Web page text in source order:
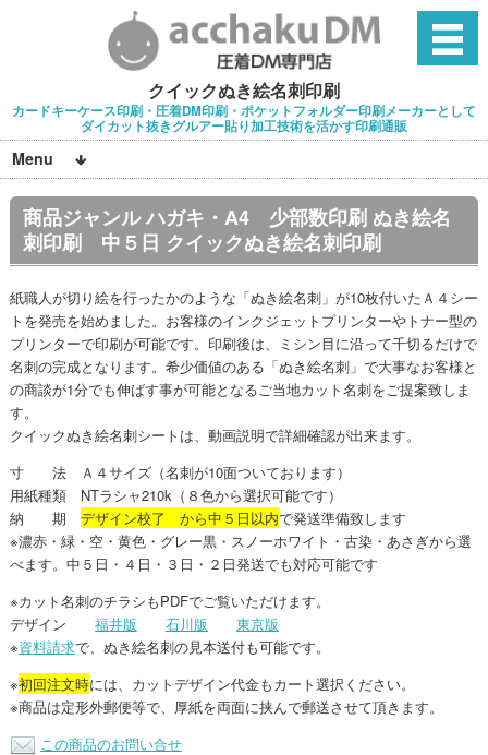
クイックぬき絵名刺印刷
カードキーケース印刷・圧着DM印刷・ポケットフォルダー印刷メーカーとして
ダイカット抜きグルアー貼り加工技術を活かす印刷通販
Menu
商品ジャンル ハガキ・A4 少部数印刷 ぬき絵名
刺印刷 中５日 クイックぬき絵名刺印刷
紙職人が切り絵を行ったかのような「ぬき絵名刺」が10枚付いたＡ４シー
トを発売を始めました。お客様のインクジェットプリンターやトナー型の
プリンターで印刷が可能です。印刷後は、ミシン目に沿って千切るだけで
名刺の完成となります。希少価値のある「ぬき絵名刺」で大事なお客様と
の商談が1分でも伸ばす事が可能となるご当地カット名刺をご提案致しま
す。
クイックぬき絵名刺シートは、動画説明で詳細確認が出来ます。
寸 法 Ａ４サイズ（名刺が10面ついております）
用紙種類 NTラシャ210k（８色から選択可能です）
納 期 デザイン校了 から中５日以内で発送準備致します
※濃赤・緑・空・黄色・グレー黒・スノーホワイト・古染・あさぎから選
べます。中５日・４日・３日・２日発送でも対応可能です
※カット名刺のチラシもPDFでご覧いただけます。
デザイン 福井版 石川版
東京版
※資料請求で、ぬき絵名刺の見本送付も可能です。
※初回注文時には、カットデザイン代金もカート選択ください。
※商品は定形外郵便等で、厚紙を両面に挟んで郵送させて頂きます。
この商品のお問い合せ